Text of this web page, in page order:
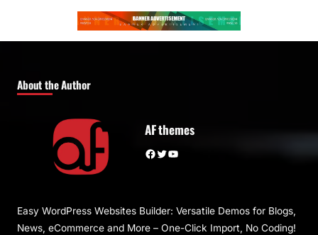
About the Author
AF themes
Facebook Twitter YouTube
Easy WordPress Websites Builder: Versatile Demos for Blogs,
News, eCommerce and More – One-Click Import, No Coding!